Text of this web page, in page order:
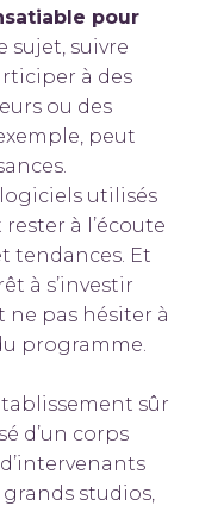
pour
sujet, suivre
à des
ou des
peut
utilisés
à l’écoute
tendances. Et
à s’investir
ne pas hésiter à
programme.
sûr
d’un corps
studios,